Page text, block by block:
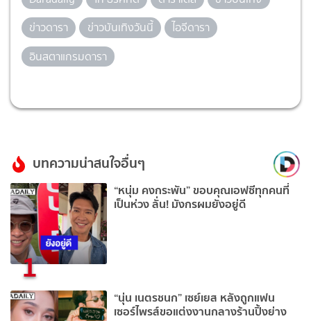
ข่าวดารา
ข่าวบันเทิงวันนี้
ไอจีดารา
อินสตาแกรมดารา
บทความน่าสนใจอื่นๆ
1
“หนุ่ม คงกระพัน” ขอบคุณเอฟซีทุกคนที่
เป็นห่วง ลั่น! มังกรผมยังอยู่ดี
“นุ่น เนตรชนก” เซย์เยส หลังถูกแฟน
เซอร์ไพรส์ขอแต่งงานกลางร้านปิ้งย่าง